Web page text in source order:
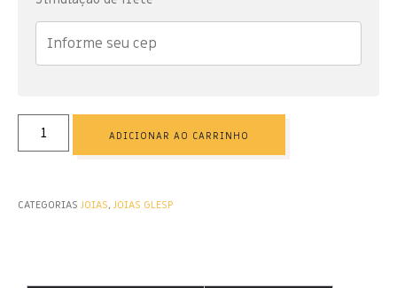
ADICIONAR AO CARRINHO
CATEGORIAS JOIAS,JOIAS GLESP